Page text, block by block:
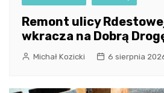
Remont ulicy
wkracza na Dobrą
Michał Kozicki 6 sierpnia